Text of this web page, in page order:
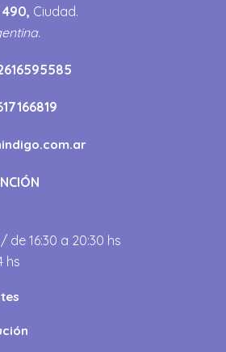
Ciudad.
de 16:30 a 20:30 hs
hs